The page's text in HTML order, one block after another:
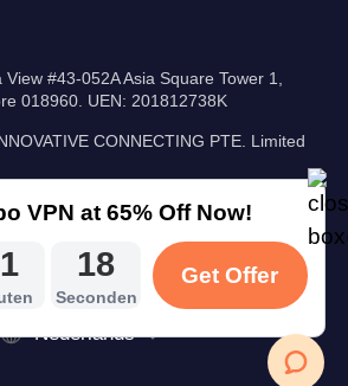
#43-052A Asia Square Tower 1,
018960. UEN: 201812738K
CONNECTING PTE. Limited
Nederlands
VPN at 65% Off Now!
18
Seconden
Get Offer